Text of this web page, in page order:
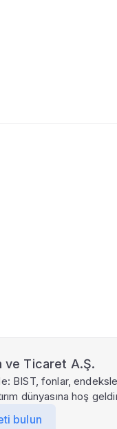
ve Ticaret A.Ş.
BIST, fonlar,
dünyasına hoş
bulun